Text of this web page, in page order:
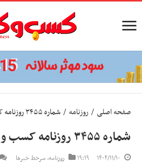
صفحه اصلی / روزنامه / شماره ۳۴۵۵ روزنامه کسب و کار
شماره ۳۴۵۵ روزنامه کسب و کار
۱۴۰۴/۱۱/۱۰ ۱۹:۱۹ روزنامه,سرخط خبرها